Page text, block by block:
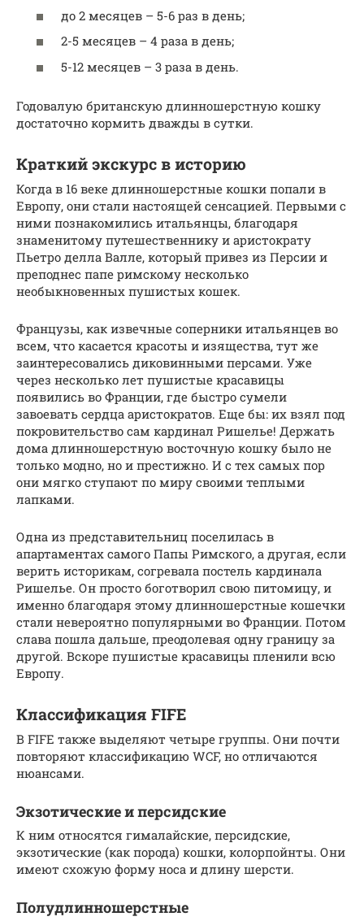
до 2 месяцев – 5-6 раз в день;
2-5 месяцев – 4 раза в день;
5-12 месяцев – 3 раза в день.
Годовалую британскую длинношерстную кошку
достаточно кормить дважды в сутки.
Краткий экскурс в историю
Когда в 16 веке длинношерстные кошки попали в
Европу, они стали настоящей сенсацией. Первыми с
ними познакомились итальянцы, благодаря
знаменитому путешественнику и аристократу
Пьетро делла Валле, который привез из Персии и
преподнес папе римскому несколько
необыкновенных пушистых кошек.
Французы, как извечные соперники итальянцев во
всем, что касается красоты и изящества, тут же
заинтересовались диковинными персами. Уже
через несколько лет пушистые красавицы
появились во Франции, где быстро сумели
завоевать сердца аристократов. Еще бы: их взял под
покровительство сам кардинал Ришелье! Держать
дома длинношерстную восточную кошку было не
только модно, но и престижно. И с тех самых пор
они мягко ступают по миру своими теплыми
лапками.
Одна из представительниц поселилась в
апартаментах самого Папы Римского, а другая, если
верить историкам, согревала постель кардинала
Ришелье. Он просто боготворил свою питомицу, и
именно благодаря этому длинношерстные кошечки
стали невероятно популярными во Франции. Потом
слава пошла дальше, преодолевая одну границу за
другой. Вскоре пушистые красавицы пленили всю
Европу.
Классификация FIFE
В FIFE также выделяют четыре группы. Они почти
повторяют классификацию WCF, но отличаются
нюансами.
Экзотические и персидские
К ним относятся гималайские, персидские,
экзотические (как порода) кошки, колорпойнты. Они
имеют схожую форму носа и длину шерсти.
Полудлинношерстные